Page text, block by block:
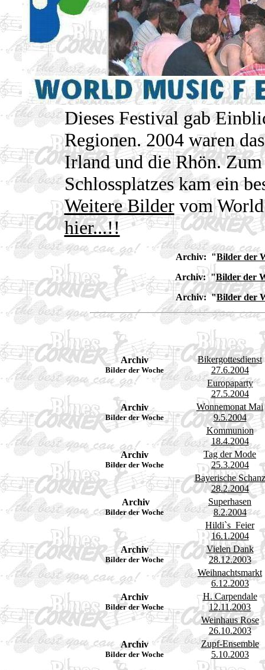
Dieses Festival gab
Regionen. 2004 waren
Irland und die Rhön.
Schlossplatzes kam ein
Weitere Bildervom World
hier...!!
Archiv: "Bilder der
Archiv: "Bilder der
Archiv: "Bilder der
Archiv
Bilder der Woche
Bikergottesdienst
27.6.2004
Europaparty
27.5.2004
Archiv
Bilder der Woche
Wonnemonat Mai
9.5.2004
Kommunion
18.4.2004
Archiv
Bilder der Woche
Tag der Mode
25.3.2004
Bayerische Schanz
28.2.2004
Archiv
Bilder der Woche
Superhasen
8.2.2004
Hildi`s Feier
16.1.2004
Archiv
Bilder der Woche
Vielen Dank
28.12.2003
Weihnachtsmarkt
6.12.2003
Archiv
Bilder der Woche
H. Carpendale
12.11.2003
Weinhaus Rose
26.10.2003
Archiv
Bilder der Woche
Zupf-Ensemble
5.10.2003